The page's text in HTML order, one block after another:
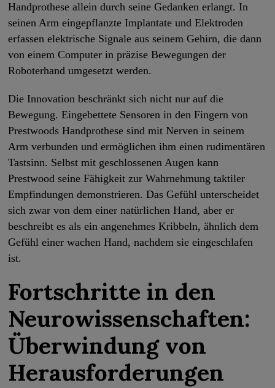
Handprothese allein durch seine Gedanken erlangt. In
seinen Arm eingepflanzte Implantate und Elektroden
erfassen elektrische Signale aus seinem Gehirn, die dann
von einem Computer in präzise Bewegungen der
Roboterhand umgesetzt werden.
Die Innovation beschränkt sich nicht nur auf die
Bewegung. Eingebettete Sensoren in den Fingern von
Prestwoods Handprothese sind mit Nerven in seinem
Arm verbunden und ermöglichen ihm einen rudimentären
Tastsinn. Selbst mit geschlossenen Augen kann
Prestwood seine Fähigkeit zur Wahrnehmung taktiler
Empfindungen demonstrieren. Das Gefühl unterscheidet
sich zwar von dem einer natürlichen Hand, aber er
beschreibt es als ein angenehmes Kribbeln, ähnlich dem
Gefühl einer wachen Hand, nachdem sie eingeschlafen
ist.
Fortschritte in den
Neurowissenschaften:
Überwindung von
Herausforderungen